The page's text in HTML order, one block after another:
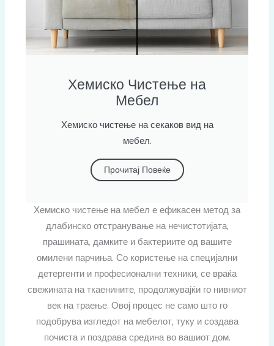
Хемиско Чистење на
Мебел
Хемиско чистење на секаков вид на
мебел.
Прочитај Повеќе
Хемиско чистење на мебел е ефикасен метод за
длабинско отстранување на нечистотијата,
прашината, дамките и бактериите од вашите
омилени парчиња. Со користење на специјални
детергенти и професионални техники, се враќа
свежината на ткаенините, продолжувајќи го нивниот
век на траење. Овој процес не само што го
подобрува изгледот на мебелот, туку и создава
почиста и поздрава средина во вашиот дом.